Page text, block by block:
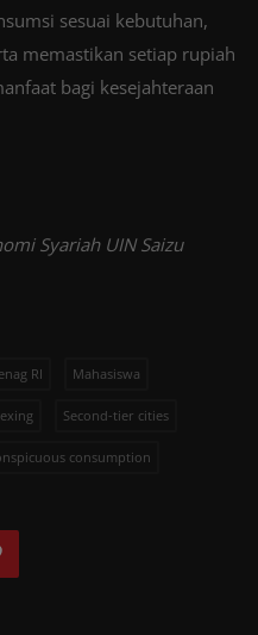
sesuai kebutuhan,
memastikan setiap rupiah
bagi kesejahteraan
Syariah UIN Saizu
RI Mahasiswa
Second-tier cities
consumption